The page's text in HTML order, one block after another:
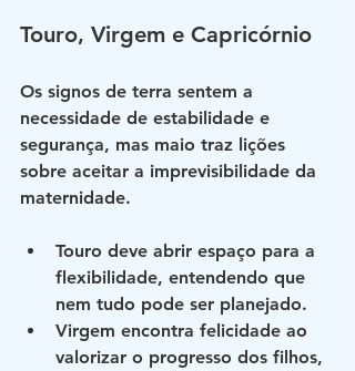
Touro, Virgem e Capricórnio
Os signos de terra sentem a
necessidade de estabilidade e
segurança, mas maio traz lições
sobre aceitar a imprevisibilidade da
maternidade.
Touro deve abrir espaço para a
flexibilidade, entendendo que
nem tudo pode ser planejado.
Virgem encontra felicidade ao
valorizar o progresso dos filhos,